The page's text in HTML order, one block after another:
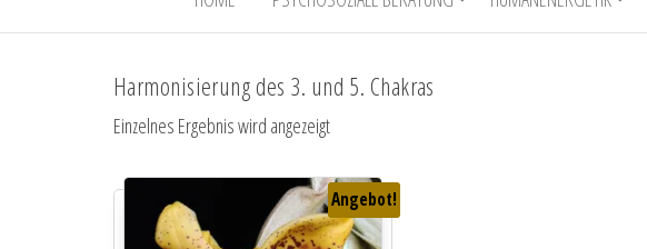
Harmonisierung des 3. und 5. Chakras
Einzelnes Ergebnis wird angezeigt
Angebot!